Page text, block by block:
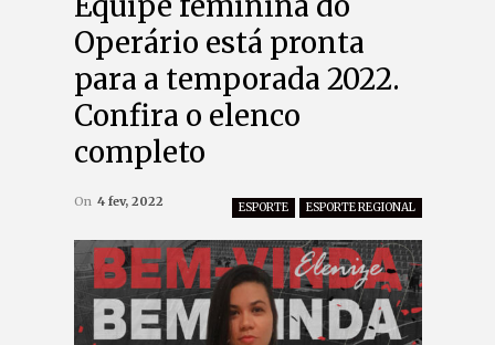
Operário está pronta
para a temporada 2022.
Confira o elenco
completo
ESPORTE ESPORTE REGIONAL
On 4 fev, 2022